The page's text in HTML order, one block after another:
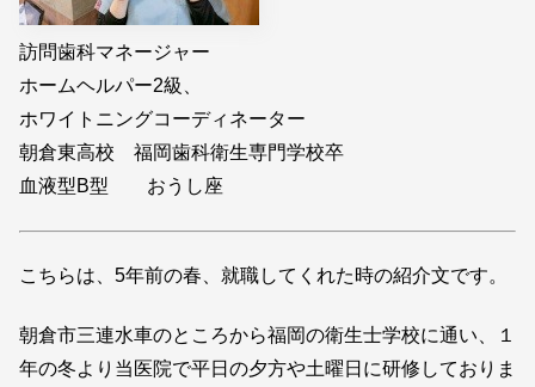
訪問歯科マネージャー
ホームヘルパー2級、
ホワイトニングコーディネーター
朝倉東高校 福岡歯科衛生専門学校卒
血液型B型 おうし座
こちらは、5年前の春、就職してくれた時の紹介文です。
朝倉市三連水車のところから福岡の衛生士学校に通い、１
年の冬より当医院で平日の夕方や土曜日に研修しておりま